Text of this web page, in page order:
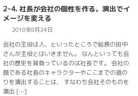
2-4. 社長が会社の個性を作る。演出でイ
メージを変える
2018年8月24日
会社の主役は人、といったところで総務の田中
さんが主役とはいきません。 なんといっても会
社の歴史を背負っているのは社長です。 会社の
顔である社長のキャラクターやここまでの道の
りを演出することは、 すなわち会社そのものを
演出 […]